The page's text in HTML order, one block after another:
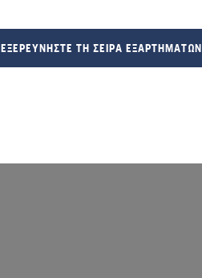
ΕΞΕΡΕΥΝΉΣΤΕ ΤΗ ΣΕΙΡΆ ΕΞΑΡΤΗΜΆΤΩΝ